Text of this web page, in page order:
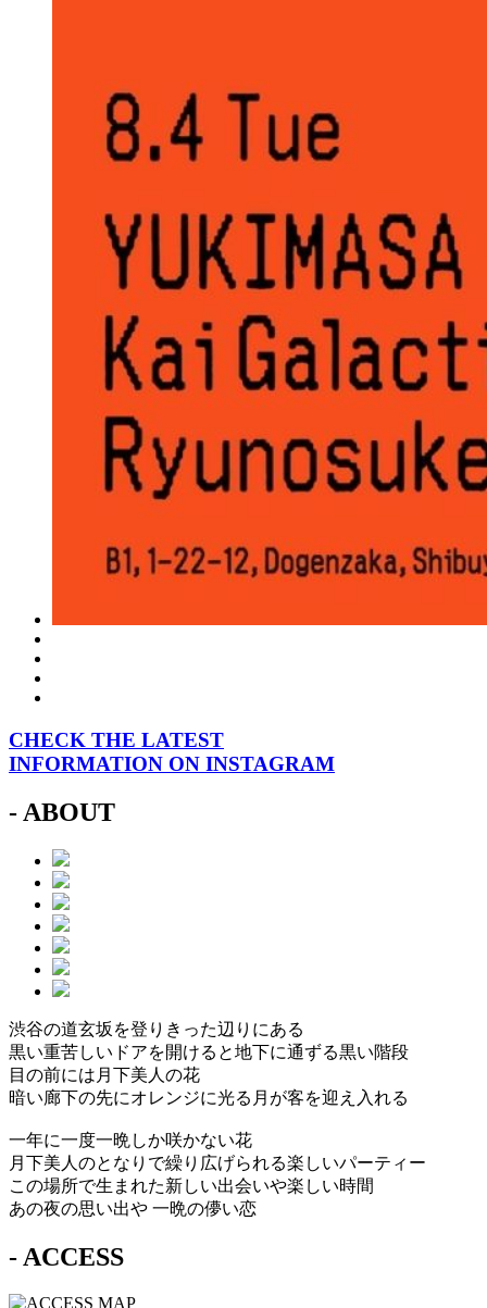
CHECK THE LATEST
INFORMATION ON INSTAGRAM
- ABOUT
渋谷の道玄坂を登りきった辺りにある
黒い重苦しいドアを開けると地下に通ずる黒い階段
目の前には月下美人の花
暗い廊下の先にオレンジに光る月が客を迎え入れる
一年に一度一晩しか咲かない花
月下美人のとなりで繰り広げられる楽しいパーティー
この場所で生まれた新しい出会いや楽しい時間
あの夜の思い出や 一晩の儚い恋
- ACCESS